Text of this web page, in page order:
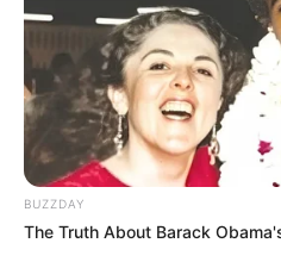
BUZZDAY
The Truth About Barack